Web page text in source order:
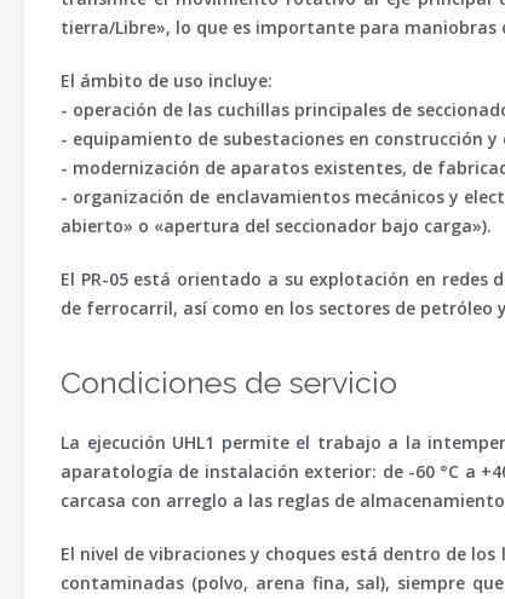
tierra/Libre», lo que es importante para maniobras
El ámbito de uso incluye:
- operación de las cuchillas principales de
- equipamiento de subestaciones en construcción
- modernización de aparatos existentes, de
- organización de enclavamientos mecánicos y
abierto» o «apertura del seccionador bajo carga»).
El PR-05 está orientado a su explotación en
de ferrocarril, así como en los sectores de petróleo
Condiciones de servicio
La ejecución UHL1 permite el trabajo a la
aparatología de instalación exterior: de -60 °C a
carcasa con arreglo a las reglas de
El nivel de vibraciones y choques está dentro de
contaminadas (polvo, arena fina, sal), siempre